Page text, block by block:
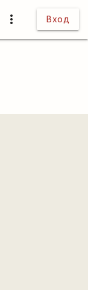
more_vert Вход